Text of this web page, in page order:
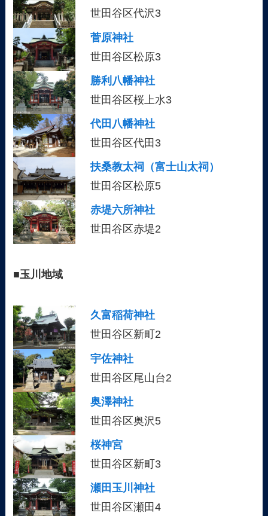
世田谷区代沢3
菅原神社
世田谷区松原3
勝利八幡神社
世田谷区桜上水3
代田八幡神社
世田谷区代田3
扶桑教太祠（富士山太祠）
世田谷区松原5
赤堤六所神社
世田谷区赤堤2
■玉川地域
久富稲荷神社
世田谷区新町2
宇佐神社
世田谷区尾山台2
奥澤神社
世田谷区奥沢5
桜神宮
世田谷区新町3
瀬田玉川神社
世田谷区瀬田4